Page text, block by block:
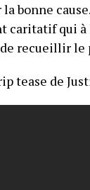
bonne
caritatif qui à
recueillir le
tease de